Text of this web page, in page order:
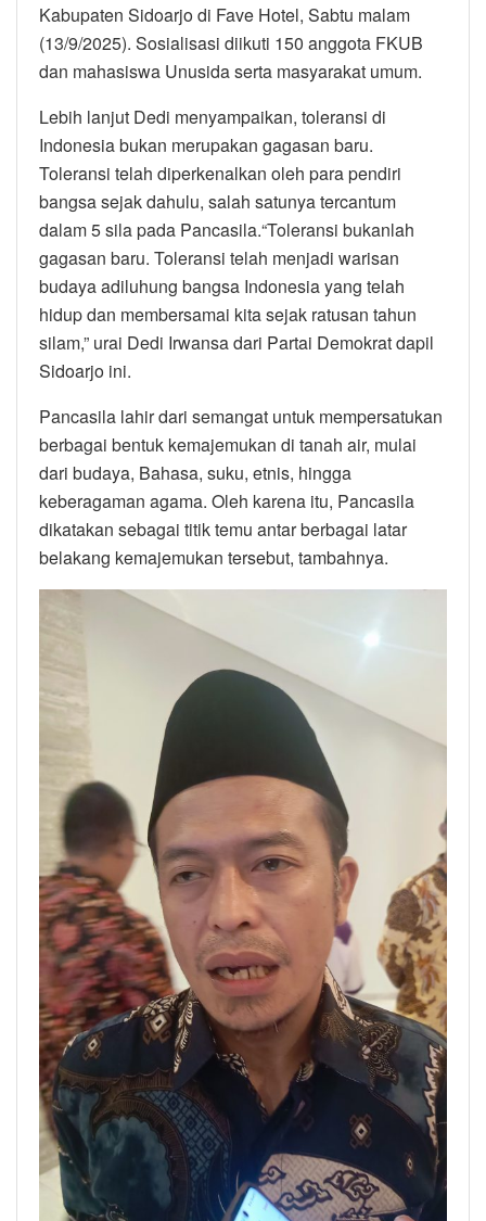
Kabupaten Sidoarjo di Fave Hotel, Sabtu malam
(13/9/2025). Sosialisasi diikuti 150 anggota FKUB
dan mahasiswa Unusida serta masyarakat umum.
Lebih lanjut Dedi menyampaikan, toleransi di
Indonesia bukan merupakan gagasan baru.
Toleransi telah diperkenalkan oleh para pendiri
bangsa sejak dahulu, salah satunya tercantum
dalam 5 sila pada Pancasila.“Toleransi bukanlah
gagasan baru. Toleransi telah menjadi warisan
budaya adiluhung bangsa Indonesia yang telah
hidup dan membersamai kita sejak ratusan tahun
silam,” urai Dedi Irwansa dari Partai Demokrat dapil
Sidoarjo ini.
Pancasila lahir dari semangat untuk mempersatukan
berbagai bentuk kemajemukan di tanah air, mulai
dari budaya, Bahasa, suku, etnis, hingga
keberagaman agama. Oleh karena itu, Pancasila
dikatakan sebagai titik temu antar berbagai latar
belakang kemajemukan tersebut, tambahnya.